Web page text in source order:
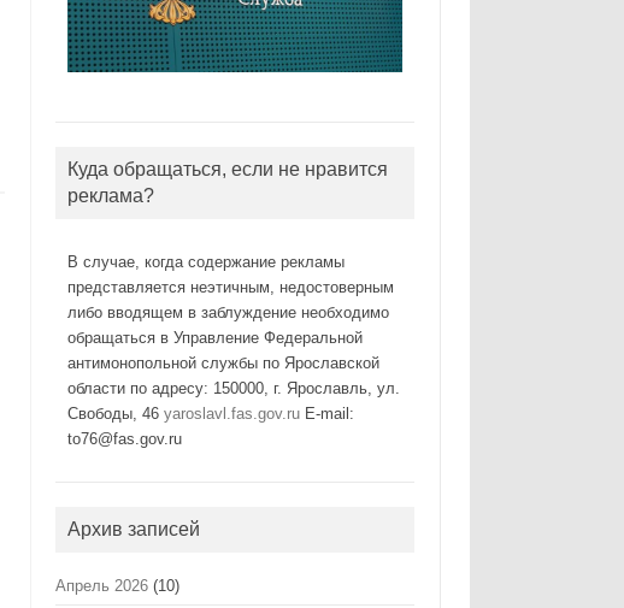
Куда обращаться, если не нравится
реклама?
В случае, когда содержание рекламы
представляется неэтичным, недостоверным
либо вводящем в заблуждение необходимо
обращаться в Управление Федеральной
антимонопольной службы по Ярославской
области по адресу: 150000, г. Ярославль, ул.
Свободы, 46yaroslavl.fas.gov.ru E-mail:
to76@fas.gov.ru
Архив записей
Апрель 2026 (10)